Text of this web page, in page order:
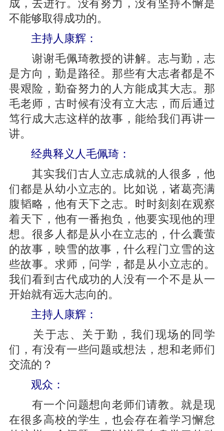
不能够取得成功的。
主持人康辉：
谢谢毛佩琦教授的讲解。志与勤，志
是方向，勤是路径。那些有大志者都是不
畏艰险，勤奋努力的人方能成其大志。那
毛老师，古时候有没有立大志，而后通过
笃行成大志这样的故事，能给我们再讲一
讲。
经典释义人毛佩琦：
其实我们古人立志成就的人很多，他
们都是从幼小立志的。比如说，诸葛亮满
腹韬略，他有天下之志。时时刻刻在观察
着天下，他有一番抱负，他要实现他的理
想。很多人都是从小在立志的，什么囊萤
的故事，映雪的故事，什么程门立雪的这
些故事。求师，问学，都是从小立志的。
我们看到古代成功的人没有一个不是从一
开始就有远大志向的。
主持人康辉：
关于志、关于勤，我们现场的同学
们，有没有一些问题或想法，想和老师们
交流的？
观众：
有一个问题想向老师们请教。就是现
在很多高校的学生，也会存在着学习懈怠